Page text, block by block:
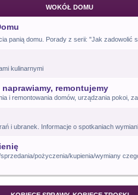
WOKÓŁ DOMU
panią domu. Porady z serii: "Jak zadowolić
kulinarnymi
remontujemy
i remontowania domów, urządzania pokoi,
i ubranek. Informacje o spotkaniach
pożyczenia/kupienia/wymiany